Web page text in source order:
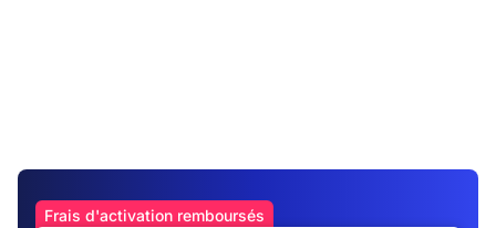
Frais d'activation remboursés